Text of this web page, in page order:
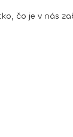
čo je v nás